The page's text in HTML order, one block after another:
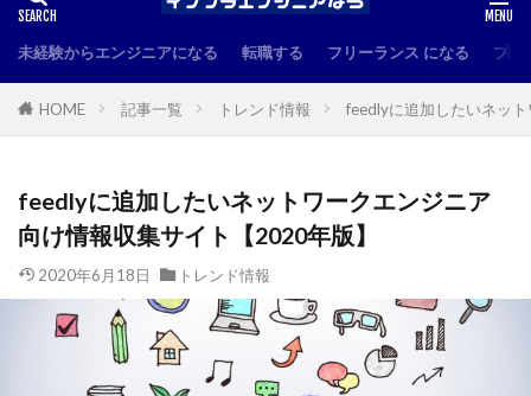
未経験からエンジニアになる 転職する フリーランス になる プロ
HOME 記事一覧 トレンド情報 feedlyに追加したいネッ
feedlyに追加したいネットワークエンジニア
向け情報収集サイト【2020年版】
2020年6月18日 トレンド情報